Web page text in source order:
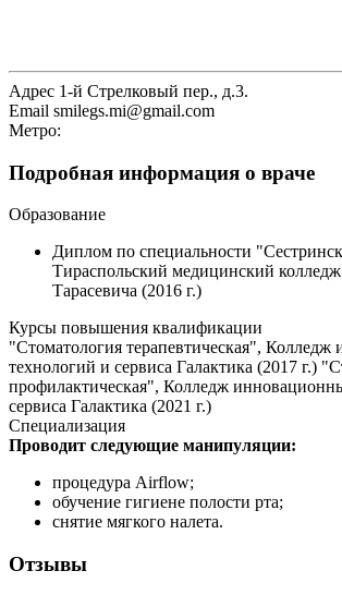
Адрес 1-й Стрелковый пер., д.3.
Email smilegs.mi@gmail.com
Метро:
Подробная информация о враче
Образование
Диплом по специальности
Тираспольский медицинский
Тарасевича (2016 г.)
Курсы повышения квалификации
"Стоматология терапевтическая",
технологий и сервиса Галактика (2017 г.)
профилактическая", Колледж
сервиса Галактика (2021 г.)
Специализация
Проводит следующие манипуляции:
процедура Airflow;
обучение гигиене полости рта;
снятие мягкого налета.
Отзывы